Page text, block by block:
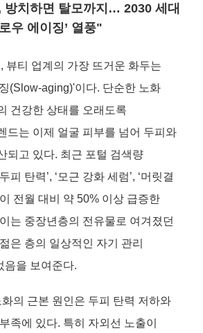
방치하면 탈모까지… 2030 세대
우 에이징’ 열풍"
뷰티 업계의 가장 뜨거운 화두는
(Slow-aging)'이다. 단순한 노화
건강한 상태를 오래도록
드는 이제 얼굴 피부를 넘어 두피와
되고 있다. 최근 포털 검색량
피 탄력’, ‘모근 강화 세럼’, ‘머릿결
전월 대비 약 50% 이상 급증한
는 중장년층의 전유물로 여겨졌던
은 층의 일상적인 자기 관리
음을 보여준다.
의 근본 원인은 두피 탄력 저하와
족에 있다. 특히 자외선 노출이